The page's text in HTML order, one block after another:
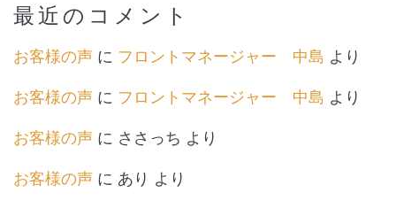
最近のコメント
お客様の声 に フロントマネージャー 中島 より
お客様の声 に フロントマネージャー 中島 より
お客様の声 に ささっち より
お客様の声 に あり より